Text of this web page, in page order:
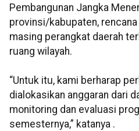
Pembangunan Jangka
provinsi/kabupaten,
masing perangkat daerah
ruang wilayah.
“Untuk itu, kami berharap
dialokasikan anggaran dari
monitoring dan evaluasi
semesternya,” katanya .